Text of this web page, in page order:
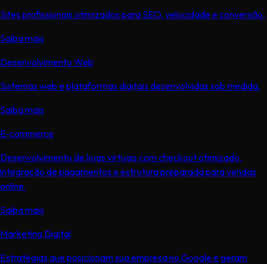
Sites profissionais otimizados para SEO, velocidade e conversão.
Saiba mais
Desenvolvimento Web
Sistemas web e plataformas digitais desenvolvidas sob medida.
Saiba mais
E-commerce
Desenvolvimento de lojas virtuais com checkout otimizado,
integração de pagamentos e estrutura preparada para vendas
online.
Saiba mais
Marketing Digital
Estratégias que posicionam sua empresa no Google e geram